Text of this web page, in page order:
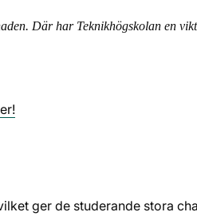
Där har Teknikhögskolan en
ger de studerande stora